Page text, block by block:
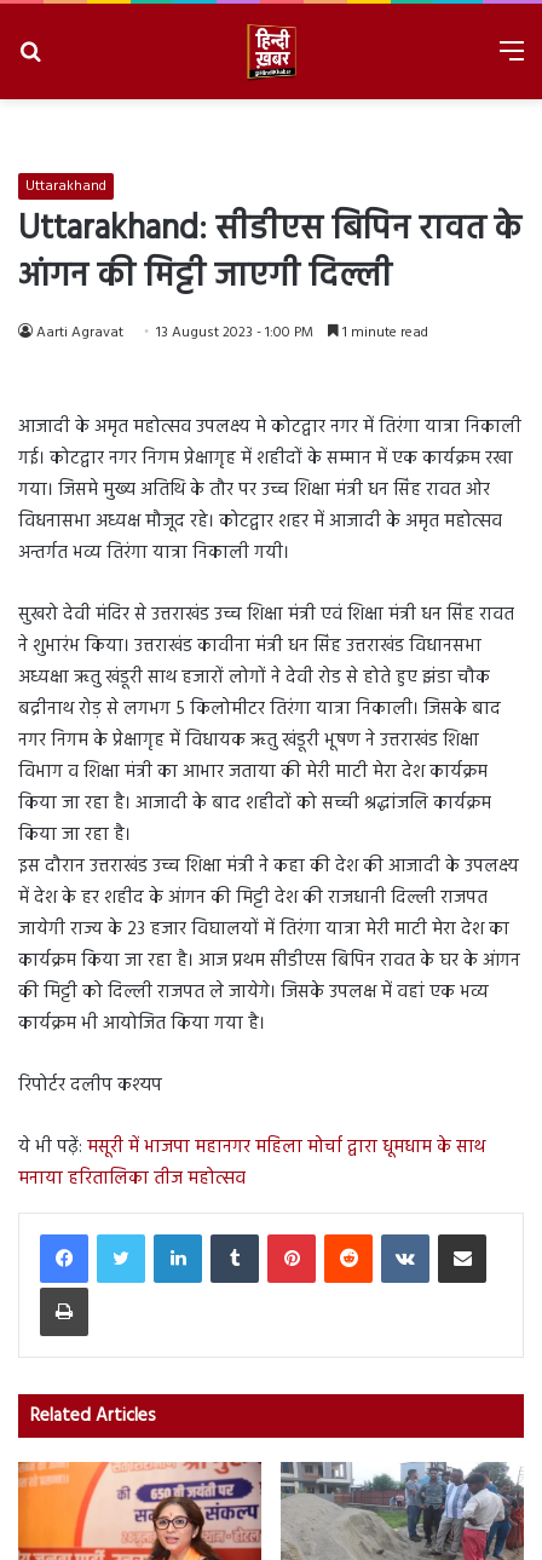
Uttarakhand
Uttarakhand: सीडीएस बिपिन रावत के
आंगन की मिट्टी जाएगी दिल्ली
Aarti Agravat 13 August 2023 - 1:00 PM 1 minute read
आजादी के अमृत महोत्सव उपलक्ष्य मे कोटद्वार नगर में तिरंगा यात्रा निकाली
गई। कोटद्वार नगर निगम प्रेक्षागृह में शहीदों के सम्मान में एक कार्यक्रम रखा
गया। जिसमे मुख्य अतिथि के तौर पर उच्च शिक्षा मंत्री धन सिंह रावत ओर
विधनासभा अध्यक्ष मौजूद रहे। कोटद्वार शहर में आजादी के अमृत महोत्सव
अन्तर्गत भव्य तिरंगा यात्रा निकाली गयी।
सुखरो देवी मंदिर से उत्तराखंड उच्च शिक्षा मंत्री एवं शिक्षा मंत्री धन सिंह रावत
ने शुभारंभ किया। उत्तराखंड कावीना मंत्री धन सिंह उत्तराखंड विधानसभा
अध्यक्षा ऋतु खंडूरी साथ हजारों लोगों ने देवी रोड से होते हुए झंडा चौक
बद्रीनाथ रोड़ से लगभग 5 किलोमीटर तिरंगा यात्रा निकाली। जिसके बाद
नगर निगम के प्रेक्षागृह में विधायक ऋतु खंडूरी भूषण ने उत्तराखंड शिक्षा
विभाग व शिक्षा मंत्री का आभार जताया की मेरी माटी मेरा देश कार्यक्रम
किया जा रहा है। आजादी के बाद शहीदों को सच्ची श्रद्धांजलि कार्यक्रम
किया जा रहा है।
इस दौरान उत्तराखंड उच्च शिक्षा मंत्री ने कहा की देश की आजादी के उपलक्ष्य
में देश के हर शहीद के आंगन की मिट्टी देश की राजधानी दिल्ली राजपत
जायेगी राज्य के 23 हजार विघालयों में तिरंगा यात्रा मेरी माटी मेरा देश का
कार्यक्रम किया जा रहा है। आज प्रथम सीडीएस बिपिन रावत के घर के आंगन
की मिट्टी को दिल्ली राजपत ले जायेगे। जिसके उपलक्ष में वहां एक भव्य
कार्यक्रम भी आयोजित किया गया है।
रिपोर्टर दलीप कश्यप
ये भी पढ़ें: मसूरी में भाजपा महानगर महिला मोर्चा द्वारा धूमधाम के साथ
मनाया हरितालिका तीज महोत्सव
LinkedInTumblr PinterestReddit VKontakteShare via Email
Print
Related Articles